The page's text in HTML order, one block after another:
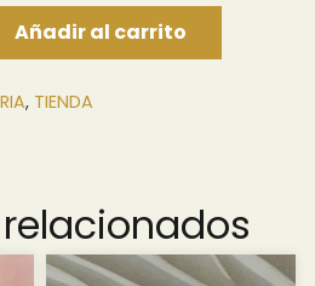
Añadir al carrito
, TIENDA